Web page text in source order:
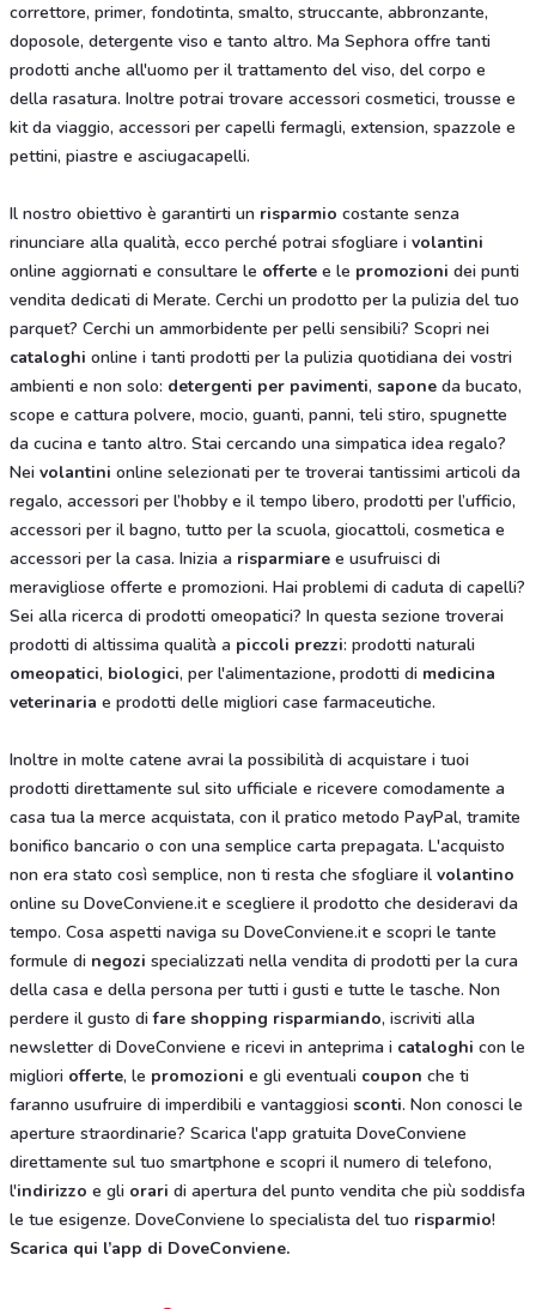
correttore, primer, fondotinta, smalto, struccante, abbronzante,
doposole, detergente viso e tanto altro. Ma Sephora offre tanti
prodotti anche all'uomo per il trattamento del viso, del corpo e
della rasatura. Inoltre potrai trovare accessori cosmetici, trousse e
kit da viaggio, accessori per capelli fermagli, extension, spazzole e
pettini, piastre e asciugacapelli.
Il nostro obiettivo è garantirti un risparmio costante senza
rinunciare alla qualità, ecco perché potrai sfogliare i volantini
online aggiornati e consultare le offerte e le promozioni dei punti
vendita dedicati di Merate. Cerchi un prodotto per la pulizia del tuo
parquet? Cerchi un ammorbidente per pelli sensibili? Scopri nei
cataloghi online i tanti prodotti per la pulizia quotidiana dei vostri
ambienti e non solo: detergenti per pavimenti, sapone da bucato,
scope e cattura polvere, mocio, guanti, panni, teli stiro, spugnette
da cucina e tanto altro. Stai cercando una simpatica idea regalo?
Nei volantini online selezionati per te troverai tantissimi articoli da
regalo, accessori per l’hobby e il tempo libero, prodotti per l’ufficio,
accessori per il bagno, tutto per la scuola, giocattoli, cosmetica e
accessori per la casa. Inizia a risparmiare e usufruisci di
meravigliose offerte e promozioni. Hai problemi di caduta di capelli?
Sei alla ricerca di prodotti omeopatici? In questa sezione troverai
prodotti di altissima qualità a piccoli prezzi: prodotti naturali
omeopatici, biologici, per l'alimentazione, prodotti di medicina
veterinaria e prodotti delle migliori case farmaceutiche.
Inoltre in molte catene avrai la possibilità di acquistare i tuoi
prodotti direttamente sul sito ufficiale e ricevere comodamente a
casa tua la merce acquistata, con il pratico metodo PayPal, tramite
bonifico bancario o con una semplice carta prepagata. L'acquisto
non era stato così semplice, non ti resta che sfogliare il volantino
online su DoveConviene.it e scegliere il prodotto che desideravi da
tempo. Cosa aspetti naviga su DoveConviene.it e scopri le tante
formule di negozi specializzati nella vendita di prodotti per la cura
della casa e della persona per tutti i gusti e tutte le tasche. Non
perdere il gusto difare shopping risparmiando, iscriviti alla
newsletter di DoveConviene e ricevi in anteprima i cataloghi con le
migliori offerte, le promozioni e gli eventuali coupon che ti
faranno usufruire di imperdibili e vantaggiosi sconti. Non conosci le
aperture straordinarie? Scarica l'app gratuita DoveConviene
direttamente sul tuo smartphone e scopri il numero di telefono,
l'indirizzo e gli orari di apertura del punto vendita che più soddisfa
le tue esigenze. DoveConviene lo specialista del tuo risparmio!
Scarica qui l’app di DoveConviene.